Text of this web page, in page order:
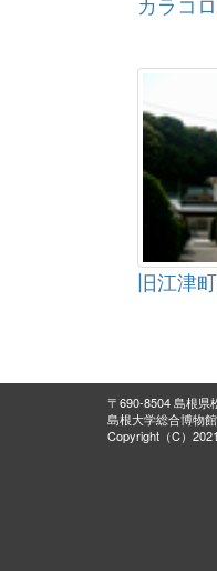
旧江津
〒690-8504 島根県
島根大学総合博物
Copyright（C）